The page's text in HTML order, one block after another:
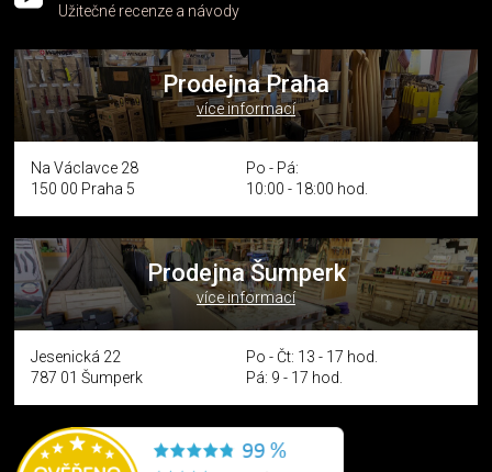
Užitečné recenze a návody
Prodejna Praha
více informací
Na Václavce 28
150 00 Praha 5
Po - Pá:
10:00 - 18:00 hod.
Prodejna Šumperk
více informací
Jesenická 22
787 01 Šumperk
Po - Čt: 13 - 17 hod.
Pá: 9 - 17 hod.